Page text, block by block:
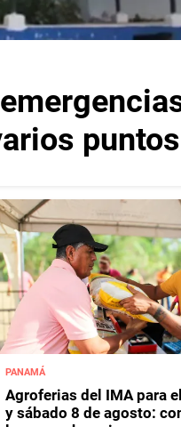
PANAMÁ
Agroferias del IMA para
y sábado 8 de agosto: